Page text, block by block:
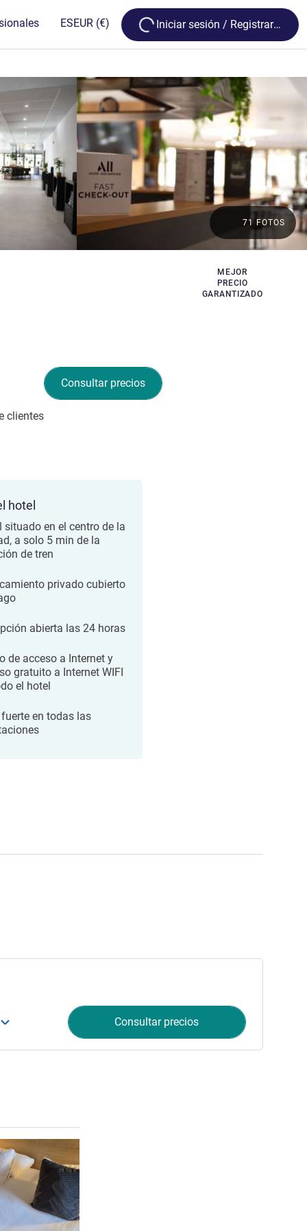
ESEUR (€) Loading...
Iniciar sesión / Registrarse
MEJOR
PRECIO
GARANTIZADO
71 FOTOS
Consultar precios
clientes
hotel
situado en el centro de la
a solo 5 min de la
de tren
privado cubierto
abierta las 24 horas
de acceso a Internet y
gratuito a Internet WIFI
el hotel
en todas las
Consultar precios